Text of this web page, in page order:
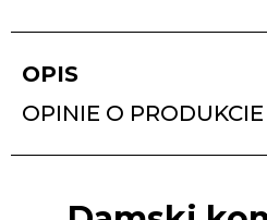
OPIS
OPINIE O